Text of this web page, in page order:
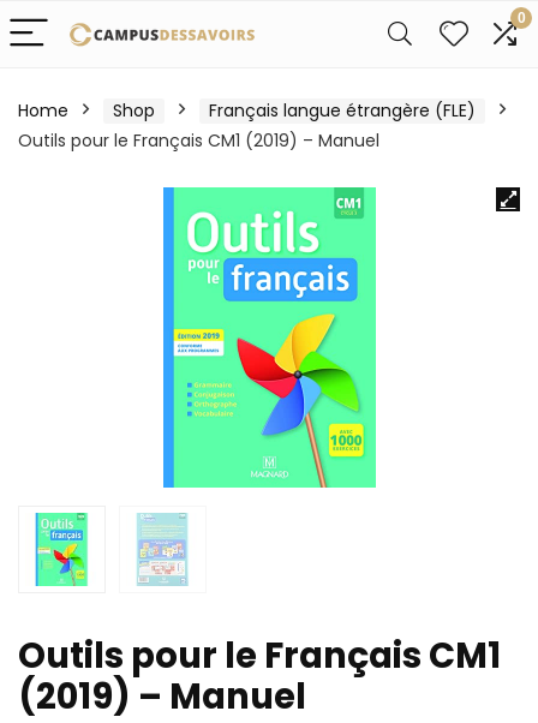
0
Home Shop
Français langue étrangère (FLE)
Outils pour le Français CM1 (2019) – Manuel
Outils pour le Français CM1
(2019) – Manuel